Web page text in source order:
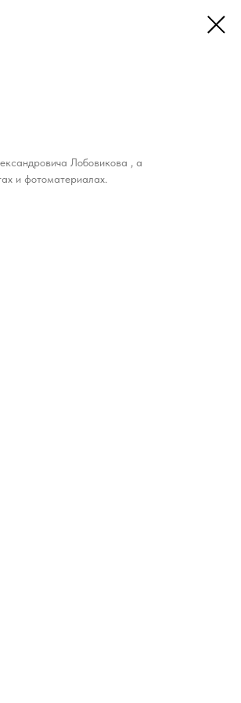
Лобовикова , а
и фотоматериалах.